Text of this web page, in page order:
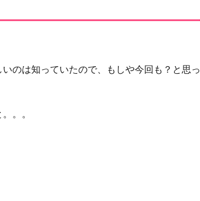
のは知っていたので、もしや今回も？と思っ
。。